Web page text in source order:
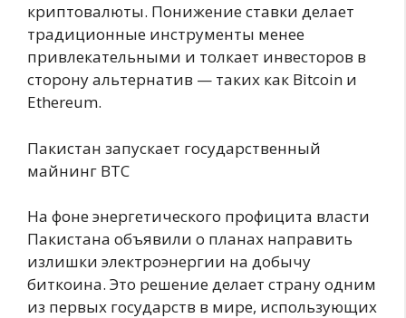
криптовалюты. Понижение ставки делает
традиционные инструменты менее
привлекательными и толкает инвесторов в
сторону альтернатив — таких как Bitcoin и
Ethereum.
Пакистан запускает государственный
майнинг BTC
На фоне энергетического профицита власти
Пакистана объявили о планах направить
излишки электроэнергии на добычу
биткоина. Это решение делает страну одним
из первых государств в мире, использующих